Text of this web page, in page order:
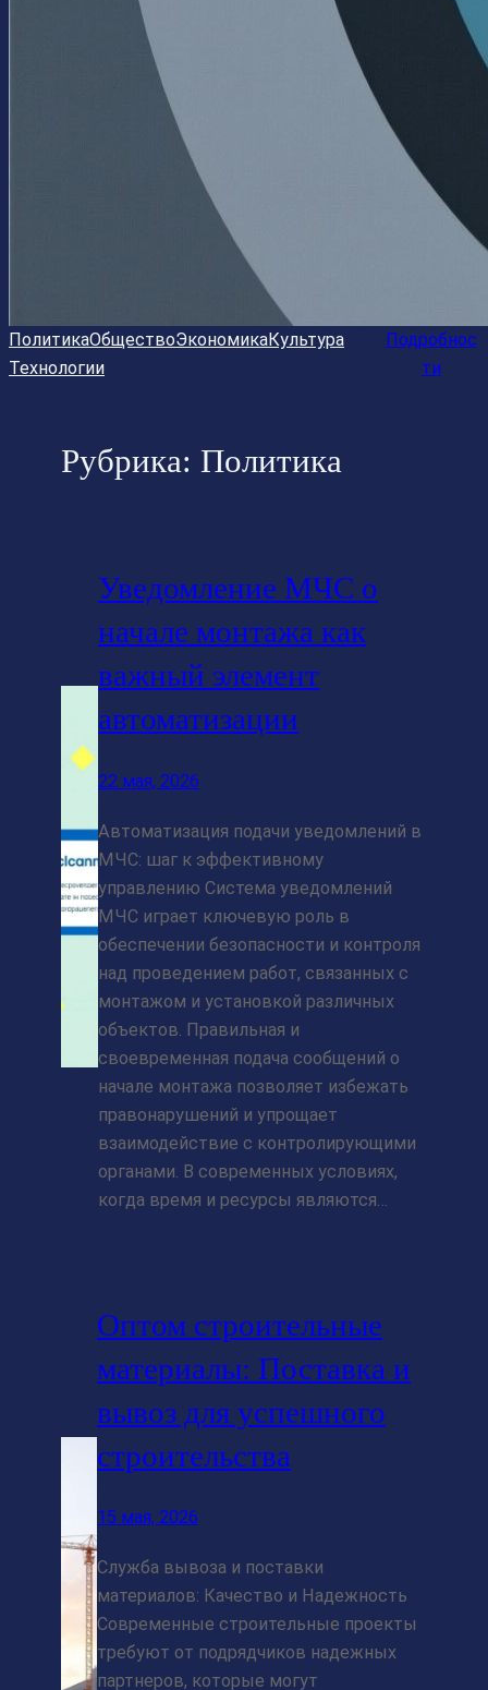
ПолитикаОбществоЭкономикаКультура
Технологии
Подробнос
ти
Рубрика: Политика
Уведомление МЧС о
начале монтажа как
важный элемент
автоматизации
22 мая, 2026
Автоматизация подачи уведомлений в
МЧС: шаг к эффективному
управлению Система уведомлений
МЧС играет ключевую роль в
обеспечении безопасности и контроля
над проведением работ, связанных с
монтажом и установкой различных
объектов. Правильная и
своевременная подача сообщений о
начале монтажа позволяет избежать
правонарушений и упрощает
взаимодействие с контролирующими
органами. В современных условиях,
когда время и ресурсы являются…
Оптом строительные
материалы: Поставка и
вывоз для успешного
строительства
15 мая, 2026
Служба вывоза и поставки
материалов: Качество и Надежность
Современные строительные проекты
требуют от подрядчиков надежных
партнеров, которые могут